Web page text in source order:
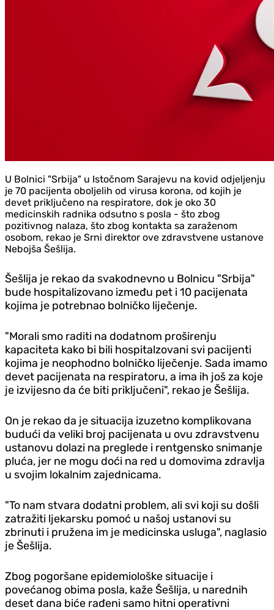
U Bolnici "Srbija" u Istočnom Sarajevu na kovid odjeljenju
je 70 pacijenta oboljelih od virusa korona, od kojih je
devet priključeno na respiratore, dok je oko 30
medicinskih radnika odsutno s posla - što zbog
pozitivnog nalaza, što zbog kontakta sa zaraženom
osobom, rekao je Srni direktor ove zdravstvene ustanove
Nebojša Šešlija.
Šešlija je rekao da svakodnevno u Bolnicu "Srbija"
bude hospitalizovano između pet i 10 pacijenata
kojima je potrebnao bolničko liječenje.
"Morali smo raditi na dodatnom proširenju
kapaciteta kako bi bili hospitalzovani svi pacijenti
kojima je neophodno bolničko liječenje. Sada imamo
devet pacijenata na respiratoru, a ima ih još za koje
je izvijesno da će biti priključeni", rekao je Šešlija.
On je rekao da je situacija izuzetno komplikovana
budući da veliki broj pacijenata u ovu zdravstvenu
ustanovu dolazi na preglede i rentgensko snimanje
pluća, jer ne mogu doći na red u domovima zdravlja
u svojim lokalnim zajednicama.
"To nam stvara dodatni problem, ali svi koji su došli
zatražiti ljekarsku pomoć u našoj ustanovi su
zbrinuti i pružena im je medicinska usluga", naglasio
je Šešlija.
Zbog pogoršane epidemiološke situacije i
povećanog obima posla, kaže Šešlija, u narednih
deset dana biće rađeni samo hitni operativni